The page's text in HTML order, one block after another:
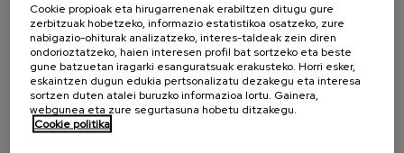
Cookie propioak eta hirugarrenenak erabiltzen ditugu gure
zerbitzuak hobetzeko, informazio estatistikoa osatzeko, zure
nabigazio-ohiturak analizatzeko, interes-taldeak zein diren
ondorioztatzeko, haien interesen profil bat sortzeko eta beste
gune batzuetan iragarki esanguratsuak erakusteko. Horri esker,
eskaintzen dugun edukia pertsonalizatu dezakegu eta interesa
sortzen duten atalei buruzko informazioa lortu. Gainera,
webgunea eta zure segurtasuna hobetu ditzakegu.
Cookie politika